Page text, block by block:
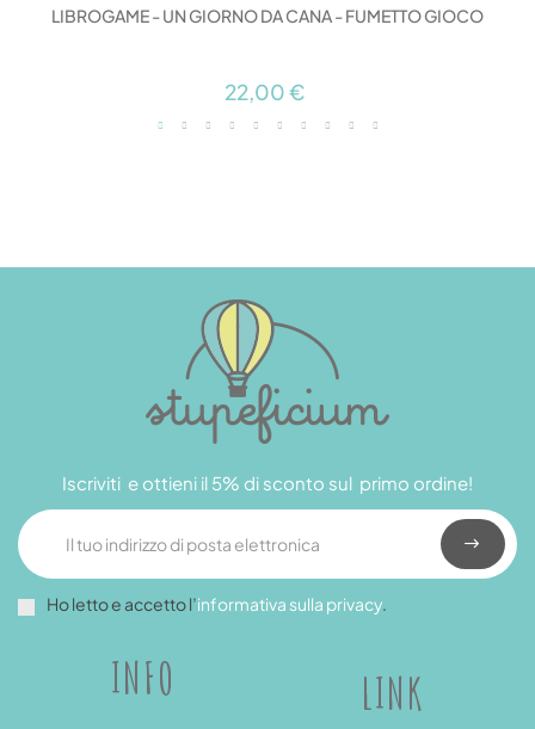
LIBROGAME - UN GIORNO DA CANA - FUMETTO GIOCO
22,00 €
INFO LINK
Iscriviti e ottieni il 5% di sconto sul primo ordine!
Ho letto e accetto l’informativa sulla privacy.